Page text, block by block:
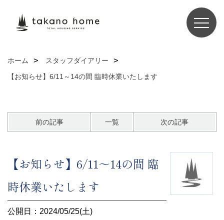
ホーム
スタッフダイアリー
【お知らせ】6/11～14の間 臨時休業いたします
前の記事 一覧 次の記事
【お知らせ】6/11～14の間 臨
時休業いたします
公開日：2024/05/25(土)